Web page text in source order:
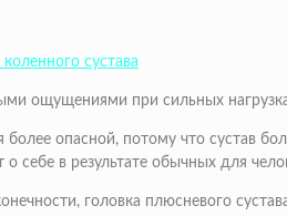
сустава
ощущениями при сильных
более опасной, потому что сустав
себе в результате обычных для
головка плюсневого